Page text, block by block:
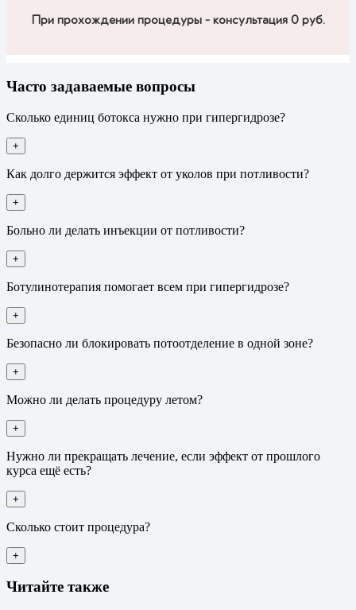
При прохождении процедуры - консультация 0 руб.
Часто задаваемые вопросы
Сколько единиц ботокса нужно при гипергидрозе?
+
Как долго держится эффект от уколов при потливости?
+
Больно ли делать инъекции от потливости?
+
Ботулинотерапия помогает всем при гипергидрозе?
+
Безопасно ли блокировать потоотделение в одной зоне?
+
Можно ли делать процедуру летом?
+
Нужно ли прекращать лечение, если эффект от прошлого
курса ещё есть?
+
Сколько стоит процедура?
+
Читайте также